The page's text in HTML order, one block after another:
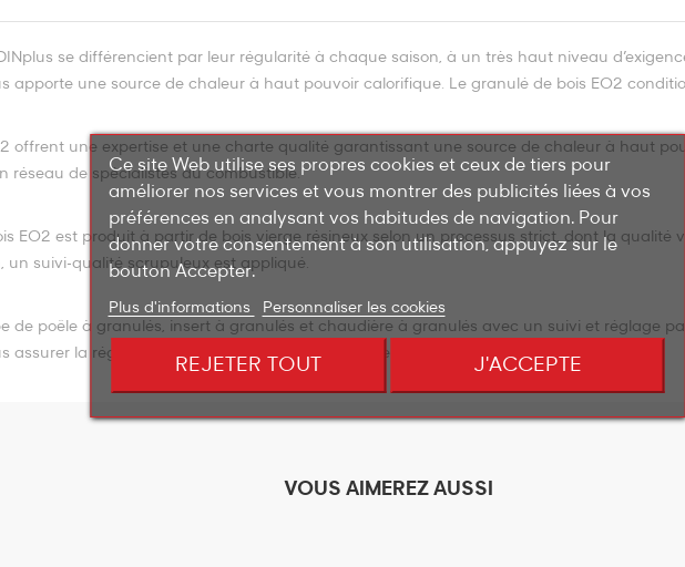
se différencient par leur régularité à chaque saison, à un très haut niveau
apporte une source de chaleur à haut pouvoir calorifique. Le granulé de bois EO2
offrent une expertise et une charte qualité garantissant une source de chaleur à haut
réseau de spécialistes du combustible.
EO2 est produit à partir de bois vierge résineux selon un processus strict, dont la
suivi-qualité scrupuleux est appliqué.
de poêle à granulés, insert à granulés et chaudière à granulés avec un suivi et réglage
assurer la régularité, EO2 vous offre une saison de chauffe sans encombre.
VOUS AIMEREZ AUSSI
Ce site Web utilise ses propres cookies et ceux de tiers pour
améliorer nos services et vous montrer des publicités liées à vos
préférences en analysant vos habitudes de navigation. Pour
donner votre consentement à son utilisation, appuyez sur le
bouton Accepter.
Plus d'informations Personnaliser les cookies
REJETER TOUT J'ACCEPTE